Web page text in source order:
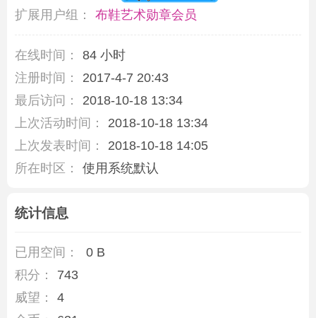
扩展用户组：
布鞋艺术勋章会员
在线时间：
84 小时
注册时间：
2017-4-7 20:43
最后访问：
2018-10-18 13:34
上次活动时间：
2018-10-18 13:34
上次发表时间：
2018-10-18 14:05
所在时区：
使用系统默认
统计信息
已用空间：
0 B
积分：
743
威望：
4